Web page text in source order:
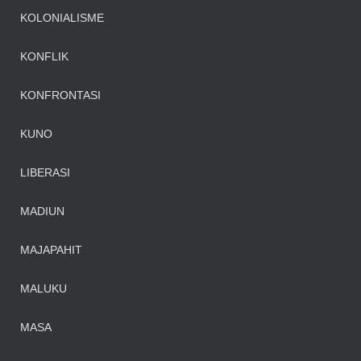
KOLONIALISME
KONFLIK
KONFRONTASI
KUNO
LIBERASI
MADIUN
MAJAPAHIT
MALUKU
MASA